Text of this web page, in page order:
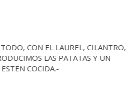
CON EL LAUREL, CILANTRO,
LAS PATATAS Y UN
COCIDA.-